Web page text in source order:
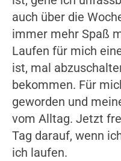
auch über die
immer mehr Spaß
Laufen für mich
ist, mal
bekommen. Für
geworden und
vom Alltag. Jetzt
Tag darauf, wenn
ich laufen.